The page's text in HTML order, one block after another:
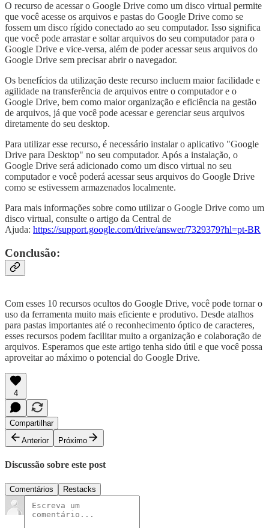
O recurso de acessar o Google Drive como um disco virtual permite
que você acesse os arquivos e pastas do Google Drive como se
fossem um disco rígido conectado ao seu computador. Isso significa
que você pode arrastar e soltar arquivos do seu computador para o
Google Drive e vice-versa, além de poder acessar seus arquivos do
Google Drive sem precisar abrir o navegador.
Os benefícios da utilização deste recurso incluem maior facilidade e
agilidade na transferência de arquivos entre o computador e o
Google Drive, bem como maior organização e eficiência na gestão
de arquivos, já que você pode acessar e gerenciar seus arquivos
diretamente do seu desktop.
Para utilizar esse recurso, é necessário instalar o aplicativo "Google
Drive para Desktop" no seu computador. Após a instalação, o
Google Drive será adicionado como um disco virtual no seu
computador e você poderá acessar seus arquivos do Google Drive
como se estivessem armazenados localmente.
Para mais informações sobre como utilizar o Google Drive como um
disco virtual, consulte o artigo da Central de
Ajuda: https://support.google.com/drive/answer/7329379?hl=pt-BR
Conclusão:
Com esses 10 recursos ocultos do Google Drive, você pode tornar o
uso da ferramenta muito mais eficiente e produtivo. Desde atalhos
para pastas importantes até o reconhecimento óptico de caracteres,
esses recursos podem facilitar muito a organização e colaboração de
arquivos. Esperamos que este artigo tenha sido útil e que você possa
aproveitar ao máximo o potencial do Google Drive.
4
Compartilhar
Anterior
Próximo
Discussão sobre este post
Comentários Restacks